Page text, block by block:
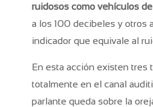
ruidosos como vehículos
a los 100 decibeles y otros
indicador que equivale al
En esta acción existen tres
totalmente en el canal
parlante queda sobre la